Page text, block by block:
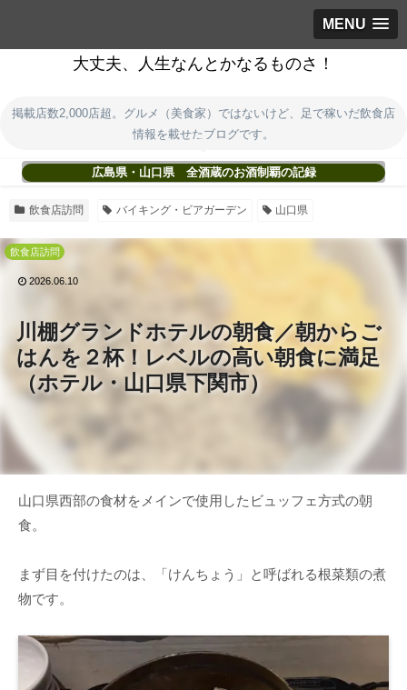
MENU
大丈夫、人生なんとかなるものさ！
掲載店数2,000店超。グルメ（美食家）ではないけど、足で稼いだ飲食店
情報を載せたブログです。
広島県・山口県 全酒蔵のお酒制覇の記録
飲食店訪問 バイキング・ビアガーデン 山口県
川棚グランドホテルの朝食／朝からご
はんを２杯！レベルの高い朝食に満足
（ホテル・山口県下関市）
飲食店訪問
2026.06.10
山口県西部の食材をメインで使用したビュッフェ方式の朝
食。
まず目を付けたのは、「けんちょう」と呼ばれる根菜類の煮
物です。